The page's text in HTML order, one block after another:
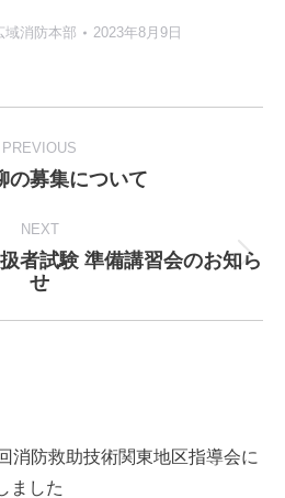
域消防本部 2023年8月9日
PREVIOUS
Previous
の募集について
NEXT
Next
post:
者試験 準備講習会のお知ら
せ
消防救助技術関東地区指導会に
ました